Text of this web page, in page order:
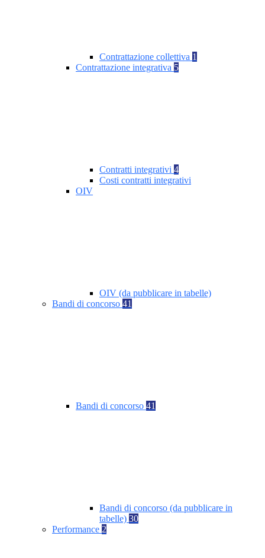
Contrattazione collettiva 1
Contrattazione integrativa 5
Contratti integrativi 4
Costi contratti integrativi
OIV
OIV (da pubblicare in tabelle)
Bandi di concorso 41
Bandi di concorso 41
Bandi di concorso (da pubblicare in
tabelle) 30
Performance 2